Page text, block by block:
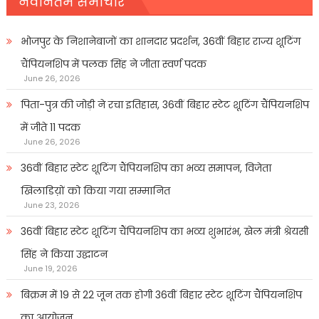
भोजपुर के निशानेबाजों का शानदार प्रदर्शन, 36वीं बिहार राज्य शूटिंग
चैंपियनशिप में पलक सिंह ने जीता स्वर्ण पदक
June 26, 2026
पिता-पुत्र की जोड़ी ने रचा इतिहास, 36वीं बिहार स्टेट शूटिंग चैंपियनशिप
में जीते 11 पदक
June 26, 2026
36वीं बिहार स्टेट शूटिंग चैंपियनशिप का भव्य समापन, विजेता
खिलाडिय़ों को किया गया सम्मानित
June 23, 2026
36वीं बिहार स्टेट शूटिंग चैंपियनशिप का भव्य शुभारंभ, खेल मंत्री श्रेयसी
सिंह ने किया उद्घाटन
June 19, 2026
बिक्रम में 19 से 22 जून तक होगी 36वीं बिहार स्टेट शूटिंग चैंपियनशिप